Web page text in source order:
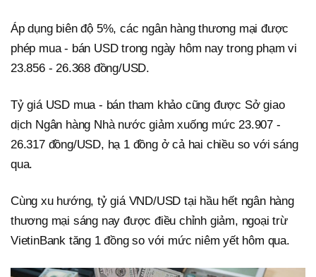
Áp dụng biên độ 5%, các ngân hàng thương mại được
phép mua - bán USD trong ngày hôm nay trong phạm vi
23.856 - 26.368 đồng/USD.
Tỷ giá USD mua - bán tham khảo cũng được Sở giao
dịch Ngân hàng Nhà nước giảm xuống mức 23.907 -
26.317 đồng/USD, hạ 1 đồng ở cả hai chiều so với sáng
qua.
Cùng xu hướng, tỷ giá VND/USD tại hầu hết ngân hàng
thương mại sáng nay được điều chỉnh giảm, ngoại trừ
VietinBank tăng 1 đồng so với mức niêm yết hôm qua.